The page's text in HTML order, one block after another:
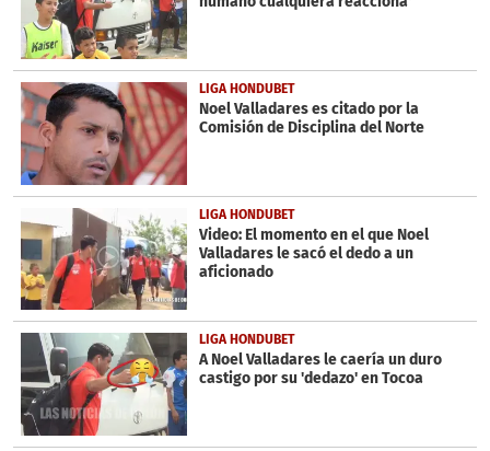
seconds
LIGA HONDUBET
Noel Valladares es citado por la
Comisión de Disciplina del Norte
LIGA HONDUBET
Video: El momento en el que Noel
Valladares le sacó el dedo a un
aficionado
LIGA HONDUBET
A Noel Valladares le caería un duro
castigo por su 'dedazo' en Tocoa